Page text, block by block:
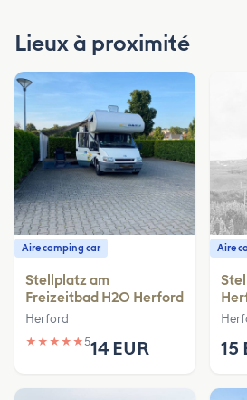
Lieux à proximité
Aire camping car
Stellplatz am
Freizeitbad H2O Herford
Herford
★ ★ ★ ★ ★514 EUR
Aire
15